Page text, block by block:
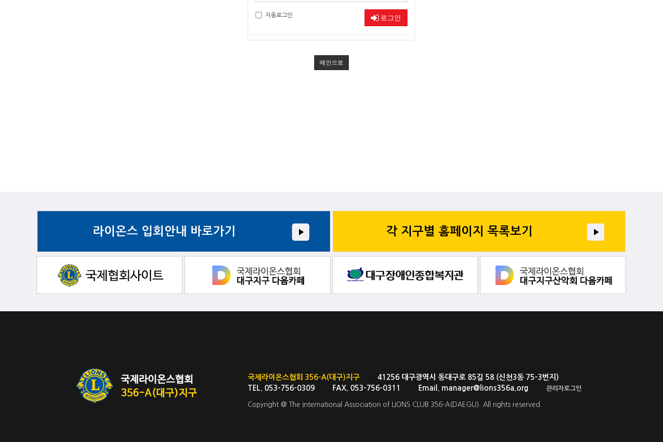
자동로그인 로그인
메인으로
라이온스 입회안내 바로가기 각 지구별 홈페이지 목록보기
국제라이온스협회 356-A(대구)지구 41256 대구광역시 동대구로 85길 58 (신천3동 75-3번지)
TEL. 053-756-0309 FAX. 053-756-0311 Email. manager@lions356a.org 관리자로그인
Copyright @ The International Association of LIONS CLUB 356-A(DAEGU). All rights reserved.